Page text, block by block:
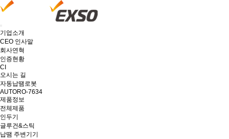
기업소개
CEO 인사말
회사연혁
인증현황
CI
오시는 길
자동납땜로봇
AUTORO-7634
제품정보
전체제품
인두기
글루건&스틱
납땜 주변기기